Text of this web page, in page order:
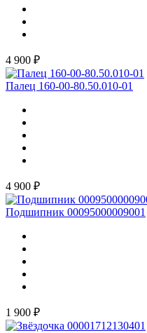
4 900 ₽
Палец 160-00-80.50.010-01
4 900 ₽
Подшипник 00095000009001
1 900 ₽